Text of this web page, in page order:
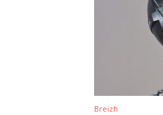
Breizh